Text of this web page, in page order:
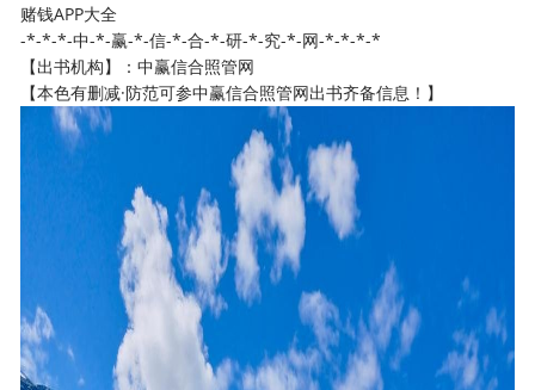
赌钱APP大全
-*-*-*-中-*-赢-*-信-*-合-*-研-*-究-*-网-*-*-*-*
【出书机构】：中赢信合照管网
【本色有删减·防范可参中赢信合照管网出书齐备信息！】